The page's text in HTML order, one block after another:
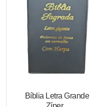
Bíblia Letra Grande